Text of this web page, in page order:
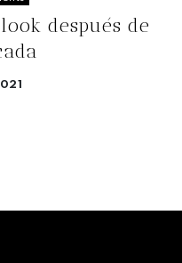
después de